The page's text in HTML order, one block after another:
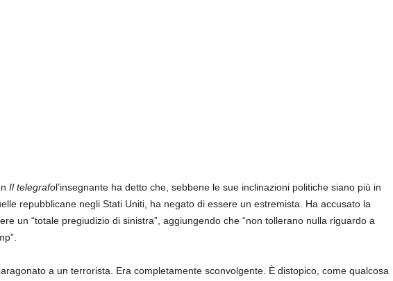
Il telegrafol’insegnante ha detto che, sebbene le sue inclinazioni politiche siano più in
repubblicane negli Stati Uniti, ha negato di essere un estremista. Ha accusato la
un “totale pregiudizio di sinistra”, aggiungendo che “non tollerano nulla riguardo a
a un terrorista. Era completamente sconvolgente. È distopico, come qualcosa